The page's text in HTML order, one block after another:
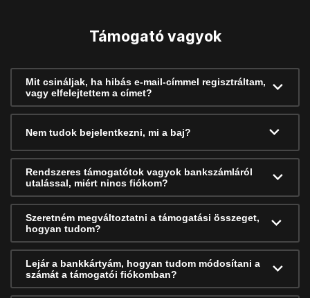
Támogató vagyok
Mit csináljak, ha hibás e-mail-címmel regisztráltam,
vagy elfelejtettem a címet?
Nem tudok bejelentkezni, mi a baj?
Rendszeres támogatótok vagyok bankszámláról
utalással, miért nincs fiókom?
Szeretném megváltoztatni a támogatási összeget,
hogyan tudom?
Lejár a bankkártyám, hogyan tudom módosítani a
számát a támogatói fiókomban?